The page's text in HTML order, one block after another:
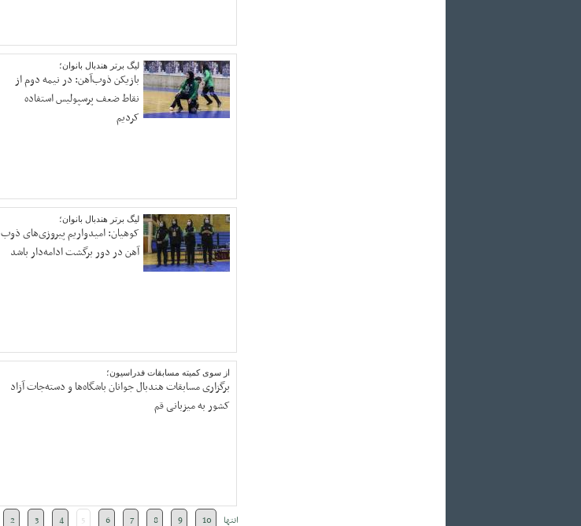
لیگ برتر هندبال بانوان؛
بازیکن ذوب‌آهن: در نیمه دوم از
نقاط ضعف پرسپولیس استفاده
کردیم
لیگ برتر هندبال بانوان؛
کوهیان: امیدواریم پیروزی‌های ذوب
آهن در دور برگشت ادامه‌دار باشد
از سوی کمیته مسابقات فدراسیون؛
برگزاری مسابقات هندبال جوانان باشگاه‌ها و دسته‌جات آزاد
کشور به میزبانی قم
انتها 2 3 4 5 6 7 8 9 10